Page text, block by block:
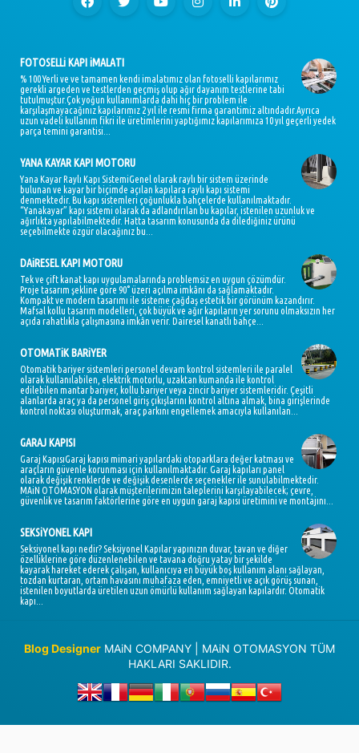
FOTOSELLi KAPI iMALATI
% 100 Yerli ve ve tamamen kendi imalatımız olan fotoselli kapılarımız
gerekli argeden ve testlerden geçmiş olup ağır dayanım testlerine tabi
tutulmuştur.Çok yoğun kullanımlarda dahi hiç bir problem ile
karşılaşmayacağınız kapılarımız 2 yıl ile resmi firma garantimiz altındadır.Ayrıca
uzun vadeli kullanım fikri ile üretimlerini yaptığımız kapılarımıza 10 yıl geçerli yedek
parça temini garantisi...
YANA KAYAR KAPI MOTORU
Yana Kayar Raylı Kapı SistemiGenel olarak raylı bir sistem üzerinde
bulunan ve kayar bir biçimde açılan kapılara raylı kapı sistemi
denmektedir. Bu kapı sistemleri çoğunlukla bahçelerde kullanılmaktadır.
“Yanakayar” kapı sistemi olarak da adlandırılan bu kapılar, istenilen uzunluk ve
ağırlıkta yapılabilmektedir. Hatta tasarım konusunda da dilediğiniz ürünü
seçebilmekte özgür olacağınız bu...
DAiRESEL KAPI MOTORU
Tek ve çift kanat kapı uygulamalarında problemsiz en uygun çözümdür.
Proje tasarım şekline göre 90° üzeri açılma imkânı da sağlamaktadır.
Kompakt ve modern tasarımı ile sisteme çağdaş estetik bir görünüm kazandırır.
Mafsal kollu tasarım modelleri, çok büyük ve ağır kapıların yer sorunu olmaksızın her
açıda rahatlıkla çalışmasına imkân verir. Dairesel kanatlı bahçe...
OTOMATiK BARiYER
Otomatik bariyer sistemleri personel devam kontrol sistemleri ile paralel
olarak kullanılabilen, elektrik motorlu, uzaktan kumanda ile kontrol
edilebilen mantar bariyer, kollu bariyer veya zincir bariyer sistemleridir. Çeşitli
alanlarda araç ya da personel giriş çıkışlarını kontrol altına almak, bina girişlerinde
kontrol noktası oluşturmak, araç parkını engellemek amacıyla kullanılan...
GARAJ KAPISI
Garaj KapısıGaraj kapısı mimari yapılardaki otoparklara değer katması ve
araçların güvenle korunması için kullanılmaktadır. Garaj kapıları panel
olarak değişik renklerde ve değişik desenlerde seçenekler ile sunulabilmektedir.
MAiN OTOMASYON olarak müşterilerimizin taleplerini karşılayabilecek; çevre,
güvenlik ve tasarım faktörlerine göre en uygun garaj kapısı üretimini ve montajını...
SEKSiYONEL KAPI
Seksiyonel kapı nedir? Seksiyonel Kapılar yapınızın duvar, tavan ve diğer
özelliklerine göre düzenlenebilen ve tavana doğru yatay bir şekilde
kayarak hareket ederek çalışan, kullanıcıya en büyük boş kullanım alanı sağlayan,
tozdan kurtaran, ortam havasını muhafaza eden, emniyetli ve açık görüş sunan,
istenilen boyutlarda üretilen uzun ömürlü kullanım sağlayan kapılardır. Otomatik
kapı...
Blog Designer MAiN COMPANY | MAiN OTOMASYON TÜM
HAKLARI SAKLIDIR.